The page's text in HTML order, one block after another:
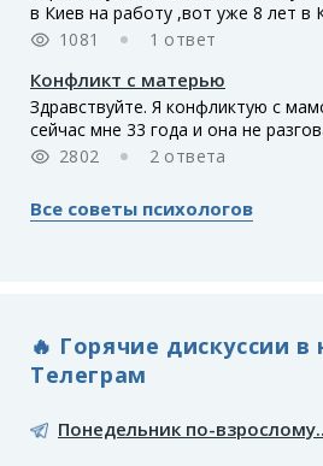
в Киев на работу ,вот уже 8 лет в
1081
1 ответ
Конфликт с матерью
Здравствуйте. Я конфликтую с
сейчас мне 33 года и она не
2802
2 ответа
Все советы психологов
🔥 Горячие дискуссии
Телеграм
Понедельник по-